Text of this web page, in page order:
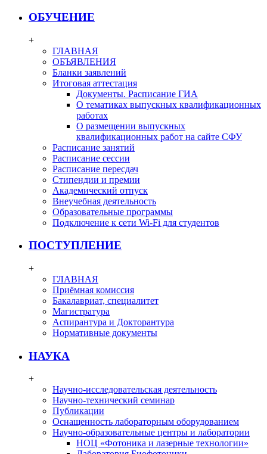
ОБУЧЕНИЕ
+
ГЛАВНАЯ
ОБЪЯВЛЕНИЯ
Бланки заявлений
Итоговая аттестация
Документы. Расписание ГИА
О тематиках выпускных квалификационных
работах
О размещении выпускных
квалификационных работ на сайте СФУ
Расписание занятий
Расписание сессии
Расписание пересдач
Стипендии и премии
Академический отпуск
Внеучебная деятельность
Образовательные программы
Подключение к сети Wi-Fi для студентов
ПОСТУПЛЕНИЕ
+
ГЛАВНАЯ
Приёмная комиссия
Бакалавриат, специалитет
Магистратура
Аспирантура и Докторантура
Нормативные документы
НАУКА
+
Научно-исследовательская деятельность
Научно-технический семинар
Публикации
Оснащенность лабораторным оборудованием
Научно-образовательные центры и лаборатории
НОЦ «Фотоника и лазерные технологии»